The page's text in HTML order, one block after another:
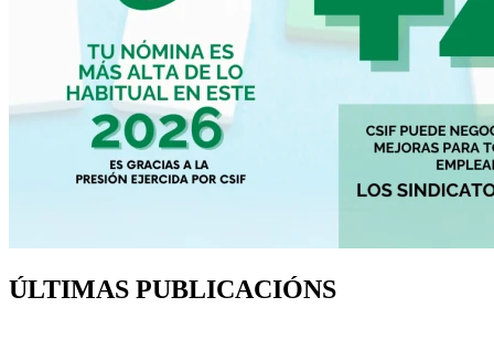
ÚLTIMAS PUBLICACIÓNS